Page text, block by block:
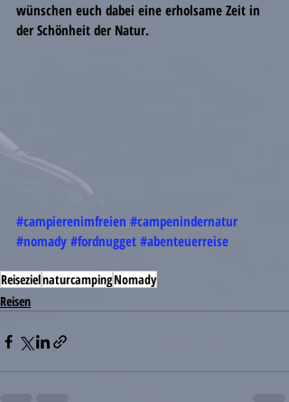
wünschen euch dabei eine erholsame Zeit in
der Schönheit der Natur.
#campierenimfreien #campenindernatur
#nomady #fordnugget #abenteuerreise
ReisezielnaturcampingNomady
Reisen